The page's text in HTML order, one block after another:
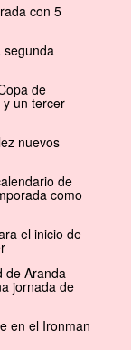
con 5
segunda
de
y un tercer
nuevos
de
como
el inicio de
de Aranda
jornada de
en el Ironman